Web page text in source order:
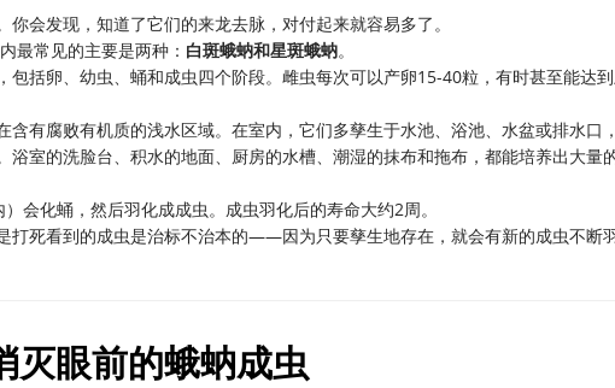
会发现，知道了它们的来龙去脉，对付起来就容易多了。
最常见的主要是两种： 白斑蛾蚋和星斑蛾蚋。
包括卵、幼虫、蛹和成虫四个阶段。雌虫每次可以产卵15-40粒，有时甚至能达
含有腐败有机质的浅水区域。在室内，它们多孳生于水池、浴池、水盆或排水口
室的洗脸台、积水的地面、厨房的水槽、潮湿的抹布和拖布，都能培养出大量
会化蛹，然后羽化成成虫。成虫羽化后的寿命大约2周。
打死看到的成虫是治标不治本的——因为只要孳生地存在，就会有新的成虫不断
灭眼前的蛾蚋成虫